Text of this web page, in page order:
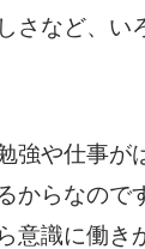
さなど、い
や仕事が
からなので
識に働き